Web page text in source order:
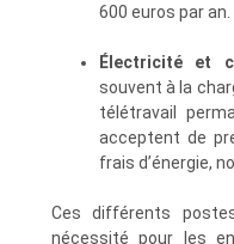
600 euros par an.
Électricité et
souvent à la
télétravail
acceptent de
frais d’énergie,
Ces différents
nécessité pour les